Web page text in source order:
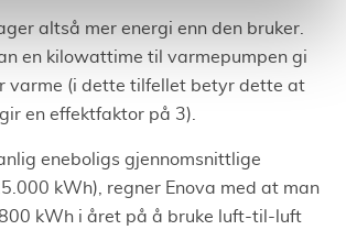
altså mer energi enn den bruker.
en kilowattime til varmepumpen gi
varme (i dette tilfellet betyr dette at
en effektfaktor på 3).
eneboligs gjennomsnittlige
kWh), regner Enova med at man
kWh i året på å bruke luft-til-luft